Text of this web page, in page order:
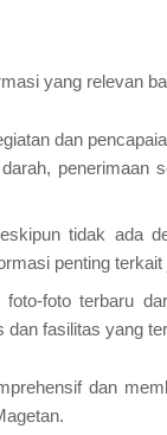
yang relevan
dan
penerimaan
tidak ada
penting
foto-foto terbaru
dan fasilitas yang
dan